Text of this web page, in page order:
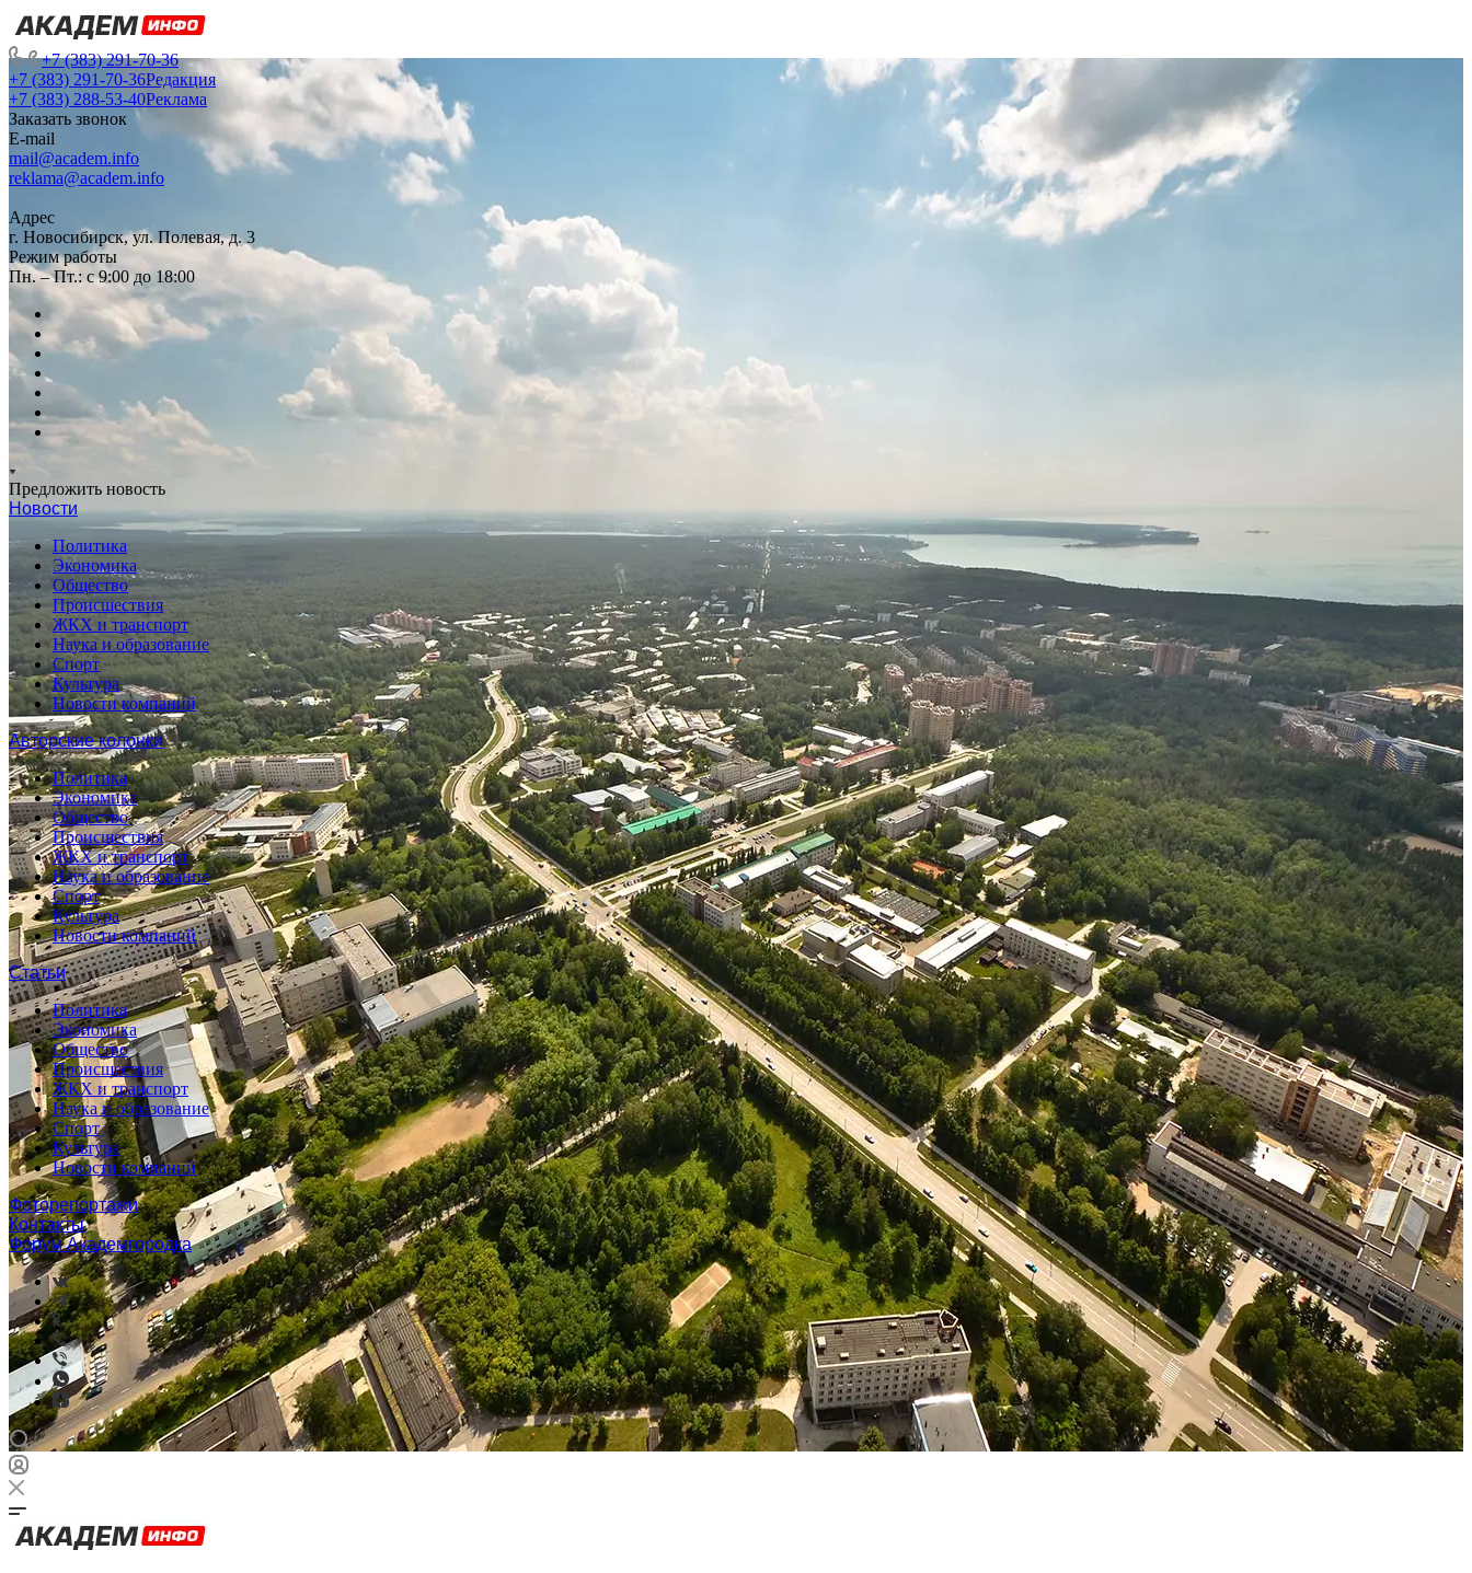
+7 (383) 291-70-36
+7 (383) 291-70-36Редакция
+7 (383) 288-53-40Реклама
Заказать звонок
E-mail
mail@academ.info
reklama@academ.info
Адрес
г. Новосибирск, ул. Полевая, д. 3
Режим работы
Пн. – Пт.: с 9:00 до 18:00
Предложить новость
Новости
Политика
Экономика
Общество
Происшествия
ЖКХ и транспорт
Наука и образование
Спорт
Культура
Новости компаний
Авторские колонки
Политика
Экономика
Общество
Происшествия
ЖКХ и транспорт
Наука и образование
Спорт
Культура
Новости компаний
Статьи
Политика
Экономика
Общество
Происшествия
ЖКХ и транспорт
Наука и образование
Спорт
Культура
Новости компаний
Фоторепортажи
Контакты
Форум Академгородка